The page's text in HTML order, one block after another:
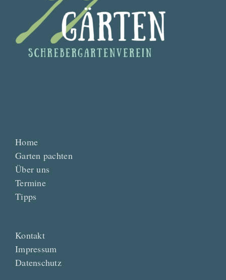
Home
Garten pachten
Über uns
Termine
Tipps
Kontakt
Impressum
Datenschutz